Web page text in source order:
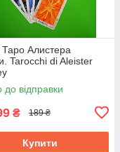
Алистера
Tarocchi di Aleister
до відправки
₴ 189 ₴
Купити